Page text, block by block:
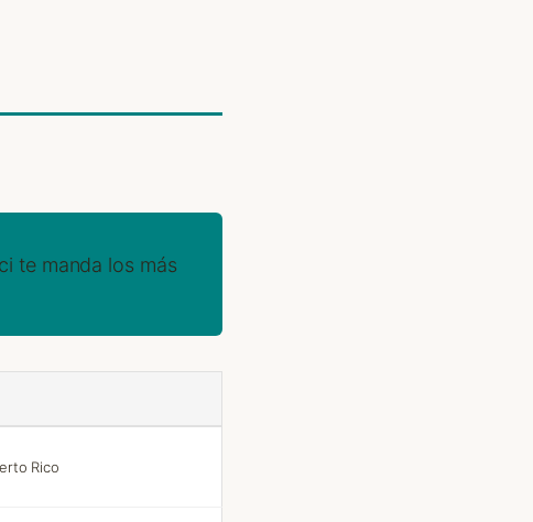
te manda los más
Rico